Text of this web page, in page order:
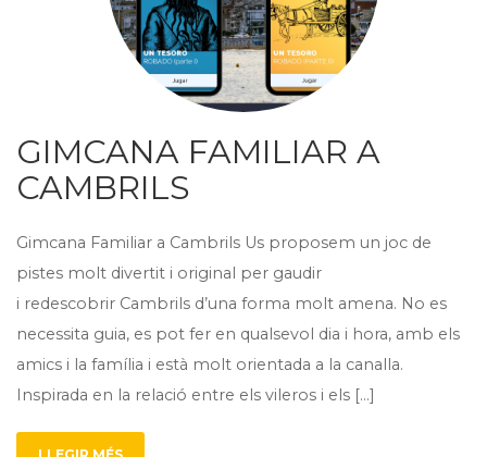
GIMCANA FAMILIAR A
CAMBRILS
Gimcana Familiar a Cambrils Us proposem un joc de
pistes molt divertit i original per gaudir
i redescobrir Cambrils d’una forma molt amena. No es
necessita guia, es pot fer en qualsevol dia i hora, amb els
amics i la família i està molt orientada a la canalla.
Inspirada en la relació entre els vileros i els […]